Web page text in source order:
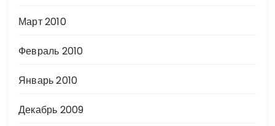
Март 2010
Февраль 2010
Январь 2010
Декабрь 2009